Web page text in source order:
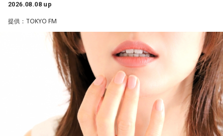
番組名：SPORTS BEAT supported by TOYOTA
放送日時：毎週土曜 10:00～10:50
パーソナリティ：藤木直人、高見侑里
番組Webサイト：https://www.tfm.co.jp/beat/
@SPORTSBEAT_TFM
有吉自身は、今では後輩から挨拶されないことがまったくな
いため分からないと前置きしつつ、「ぐりんぴーすがそう言
っていたから……その辺はどう？ 風紀が乱れているかどうか」
と質問します。
これに対して、カミムラは「ぐりんぴーすさんが言っている
のは、1～2年目の芸人の子たちだと思うんですけど……たぶ
ん、その子たちは本当に挨拶していないと思います」と苦笑
い。有吉が「なんでなの？」と尋ねると、カミムラは「こん
なことを言うのもあれですけど、（ぐりんぴーすさんが）ど
ういう先輩か分かっていないんだと思います」と正直に語り
ます。
2026.08.08 up
提供：TOKYO FM